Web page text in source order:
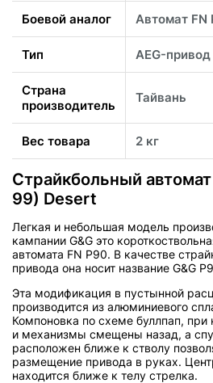
Боевой аналог Автомат FN
Тип AEG-привод
Страна
производитель
Тайвань
Вес товара 2 кг
Страйкбольный автомат
99) Desert
Легкая и небольшая модель
кампании G&G это
автомата FN P90. В качестве
привода она носит название G&G
Эта модификация в пустынной
производится из алюминиевого
Компоновка по схеме буллпап, при
и механизмы смещены назад, а
расположен ближе к стволу
размещение привода в руках.
находится ближе к телу стрелка.